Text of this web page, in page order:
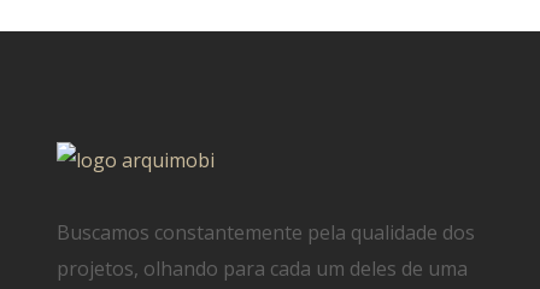
Buscamos constantemente pela qualidade dos
projetos, olhando para cada um deles de uma